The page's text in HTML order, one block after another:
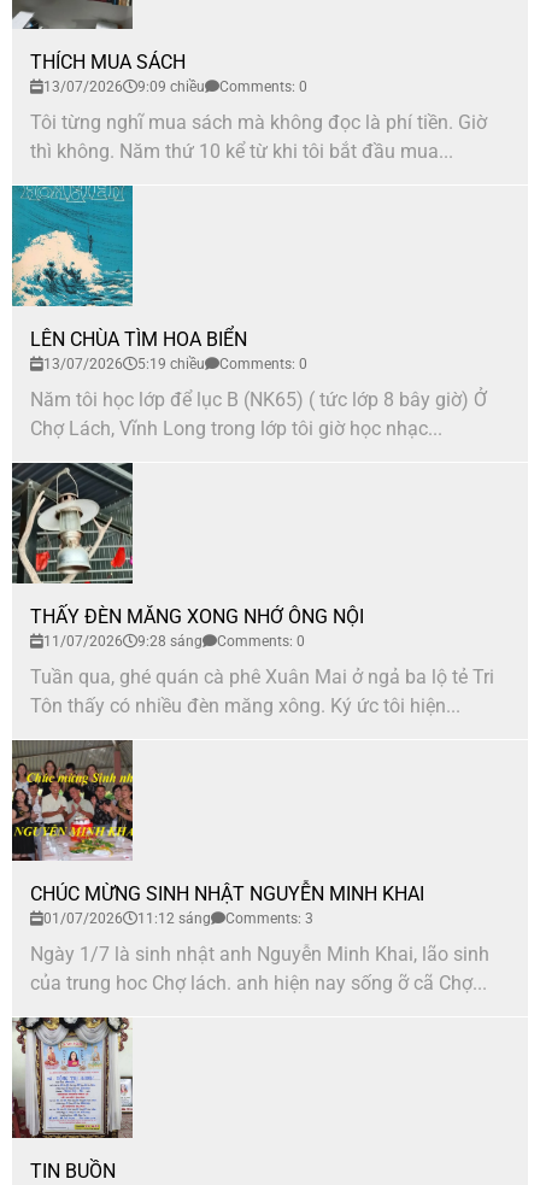
THÍCH MUA SÁCH
13/07/2026 9:09 chiều Comments: 0
Tôi từng nghĩ mua sách mà không đọc là phí tiền. Giờ
thì không. Năm thứ 10 kể từ khi tôi bắt đầu mua...
LÊN CHÙA TÌM HOA BIỂN
13/07/2026 5:19 chiều Comments: 0
Năm tôi học lớp để lục B (NK65) ( tức lớp 8 bây giờ) Ở
Chợ Lách, Vĩnh Long trong lớp tôi giờ học nhạc...
THẤY ĐÈN MĂNG XONG NHỚ ÔNG NỘI
11/07/2026 9:28 sáng Comments: 0
Tuần qua, ghé quán cà phê Xuân Mai ở ngả ba lộ tẻ Tri
Tôn thấy có nhiều đèn măng xông. Ký ức tôi hiện...
CHÚC MỪNG SINH NHẬT NGUYỄN MINH KHAI
01/07/2026 11:12 sáng Comments: 3
Ngày 1/7 là sinh nhật anh Nguyễn Minh Khai, lão sinh
của trung hoc Chợ lách. anh hiện nay sống ỡ cã Chợ...
TIN BUỒN